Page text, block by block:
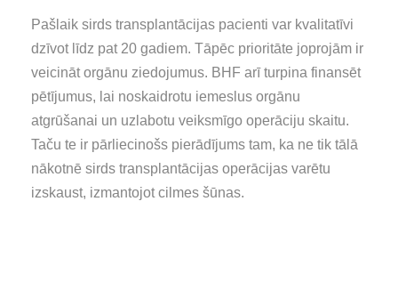
Pašlaik sirds transplantācijas pacienti var kvalitatīvi
dzīvot līdz pat 20 gadiem. Tāpēc prioritāte joprojām ir
veicināt orgānu ziedojumus. BHF arī turpina finansēt
pētījumus, lai noskaidrotu iemeslus orgānu
atgrūšanai un uzlabotu veiksmīgo operāciju skaitu.
Taču te ir pārliecinošs pierādījums tam, ka ne tik tālā
nākotnē sirds transplantācijas operācijas varētu
izskaust, izmantojot cilmes šūnas.